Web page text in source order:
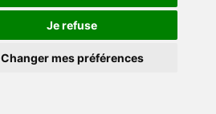
Je refuse
Changer mes préférences